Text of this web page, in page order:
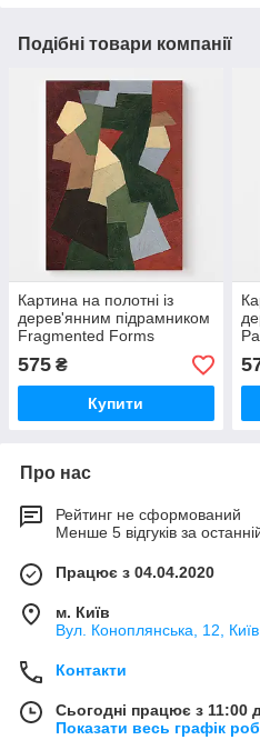
Подібні товари компанії
Картина на полотні із
дерев'янним підрамником
Fragmented Forms
575 ₴
Купити
Про нас
Рейтинг не сформований
Менше 5 відгуків за
Працює з 04.04.2020
м. Київ
Вул. Коноплянська, 12,
Контакти
Сьогодні працює з 11:00
Показати весь графік